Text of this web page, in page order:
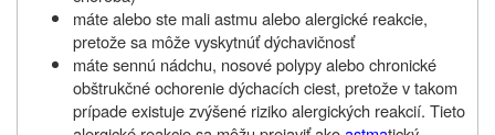
máte alebo ste mali astmu alebo alergické reakcie,
pretože sa môže vyskytnúť dýchavičnosť
máte sennú nádchu, nosové polypy alebo chronické
obštrukčné ochorenie dýchacích ciest, pretože v takom
prípade existuje zvýšené riziko alergických reakcií. Tieto